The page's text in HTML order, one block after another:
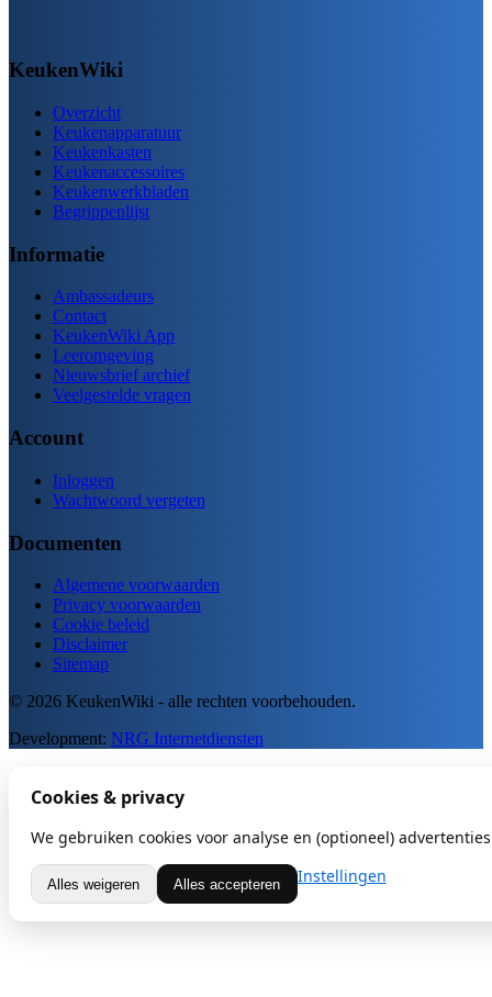
KeukenWiki
Overzicht
Keukenapparatuur
Keukenkasten
Keukenaccessoires
Keukenwerkbladen
Begrippenlijst
Informatie
Ambassadeurs
Contact
KeukenWiki App
Leeromgeving
Nieuwsbrief archief
Veelgestelde vragen
Account
Inloggen
Wachtwoord vergeten
Documenten
Algemene voorwaarden
Privacy voorwaarden
Cookie beleid
Disclaimer
Sitemap
© 2026 KeukenWiki - alle rechten voorbehouden.
Development: NRG Internetdiensten
Cookies & privacy
We gebruiken cookies voor analyse en (optioneel)
Alles weigeren Alles accepteren Instellingen